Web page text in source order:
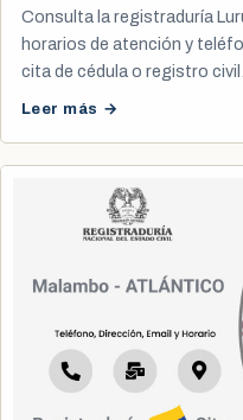
Consulta la registraduría
horarios de atención y
cita de cédula o registro civil.
Leer más →